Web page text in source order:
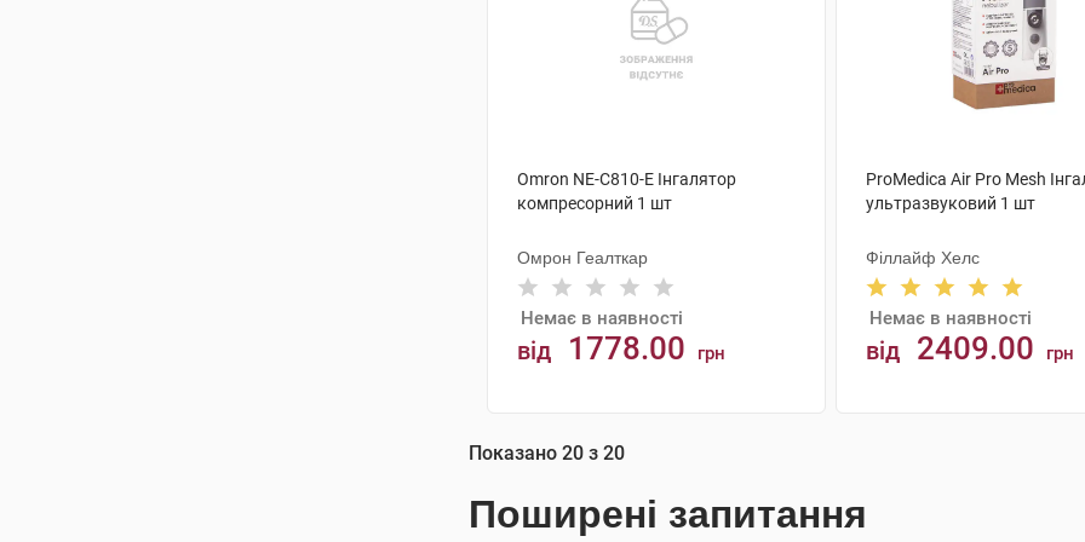
Omron NE-C810-E Інгалятор
компресорний 1 шт
Омрон Геалткар
Немає в наявності
від 1778.00 грн
АНАЛОГИ
ProMedica Air Pro Mesh
ультразвуковий 1 шт
Філлайф Хелс
Немає в наявності
від 2409.00 грн
Показано 20 з 20
Поширені запитання